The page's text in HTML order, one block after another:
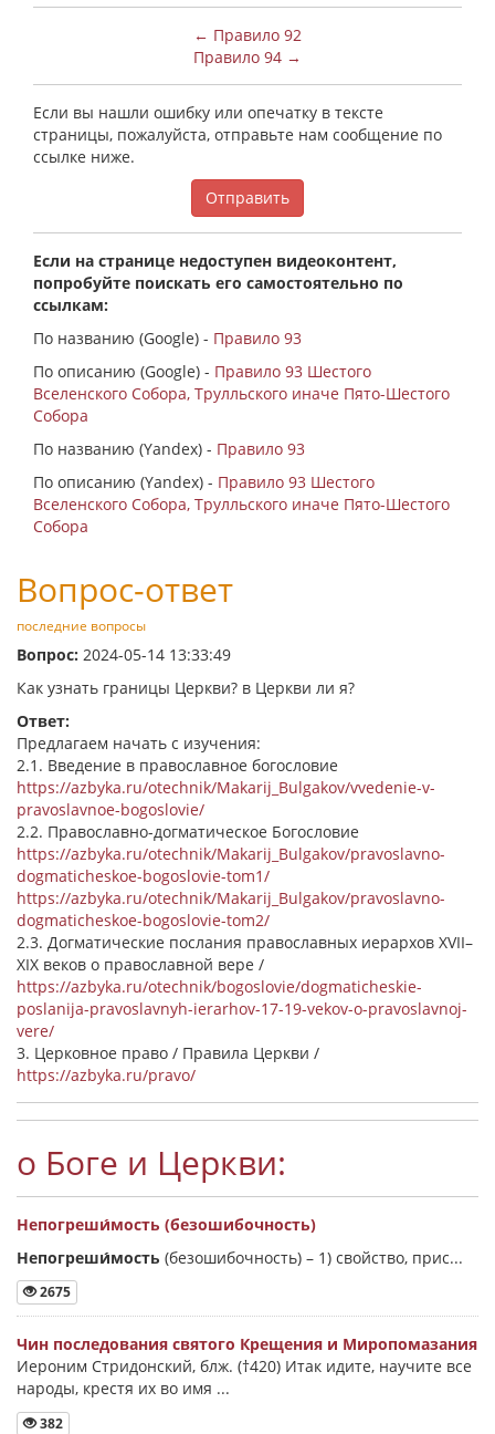
← Правило 92
Правило 94 →
Если вы нашли ошибку или опечатку в тексте
страницы, пожалуйста, отправьте нам сообщение по
ссылке ниже.
Отправить
Если на странице недоступен видеоконтент,
попробуйте поискать его самостоятельно по
ссылкам:
По названию (Google) - Правило 93
По описанию (Google) - Правило 93 Шестого
Вселенского Собора, Трулльского иначе Пято-Шестого
Собора
По названию (Yandex) - Правило 93
По описанию (Yandex) - Правило 93 Шестого
Вселенского Собора, Трулльского иначе Пято-Шестого
Собора
Вопрос-ответ
последние вопросы
Вопрос: 2024-05-14 13:33:49
Как узнать границы Церкви? в Церкви ли я?
Ответ:
Предлагаем начать с изучения:
2.1. Введение в православное богословие
https://azbyka.ru/otechnik/Makarij_Bulgakov/vvedenie-v-
pravoslavnoe-bogoslovie/
2.2. Православно-догматическое Богословие
https://azbyka.ru/otechnik/Makarij_Bulgakov/pravoslavno-
dogmaticheskoe-bogoslovie-tom1/
https://azbyka.ru/otechnik/Makarij_Bulgakov/pravoslavno-
dogmaticheskoe-bogoslovie-tom2/
2.3. Догматические послания православных иерархов XVII–
XIX веков о православной вере /
https://azbyka.ru/otechnik/bogoslovie/dogmaticheskie-
poslanija-pravoslavnyh-ierarhov-17-19-vekov-o-pravoslavnoj-
vere/
3. Церковное право / Правила Церкви /
https://azbyka.ru/pravo/
о Боге и Церкви:
Непогреши́мость (безошибочность)
Непогреши́мость (безошибочность) – 1) свойство, прис...
2675
Чин последования святого Крещения и Миропомазания
Иероним Стридонский, блж. (†420) Итак идите, научите все
народы, крестя их во имя ...
382